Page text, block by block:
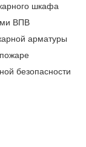
шкафа
ВПВ
арматуры
безопасности